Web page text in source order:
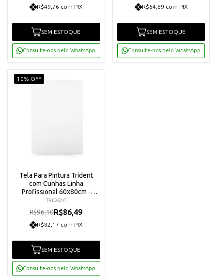
R$49,76 com PIX
SEM ESTOQUE
Consulte-nos pelo WhatsApp
R$64,89 com PIX
SEM ESTOQUE
Consulte-nos pelo WhatsApp
10% OFF
Tela Para Pintura Trident
com Cunhas Linha
Profissional 60x80cm -
60X80XN5
TRIDENT
R$96,10R$86,49
R$82,17 com PIX
SEM ESTOQUE
Consulte-nos pelo WhatsApp